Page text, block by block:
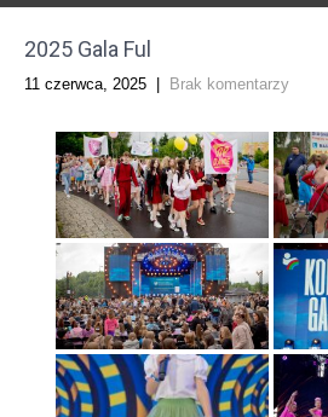
2025 Gala Ful
11 czerwca, 2025 Brak komentarzy